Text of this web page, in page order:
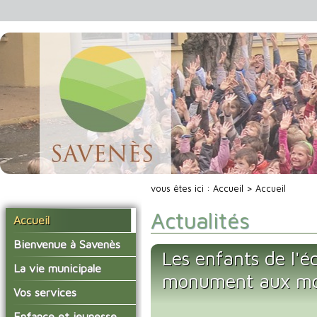
Accueil
Bienvenue à Savenès
Situer Savenès
Savenès en chiffre
L'histoire du village
La vie municipale
Vos élus
Les compte-rendus du
Vos services
La mairie
vous êtes ici : Accueil > Accueil
Actualités
Les enfants de
monument aux